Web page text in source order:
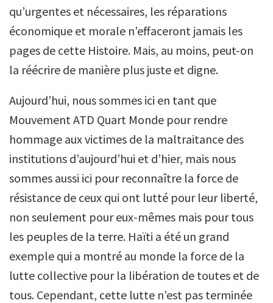
qu’urgentes et nécessaires, les réparations
économique et morale n’effaceront jamais les
pages de cette Histoire. Mais, au moins, peut-on
la réécrire de manière plus juste et digne.
Aujourd’hui, nous sommes ici en tant que
Mouvement ATD Quart Monde pour rendre
hommage aux victimes de la maltraitance des
institutions d’aujourd’hui et d’hier, mais nous
sommes aussi ici pour reconnaître la force de
résistance de ceux qui ont lutté pour leur liberté,
non seulement pour eux-mêmes mais pour tous
les peuples de la terre. Haïti a été un grand
exemple qui a montré au monde la force de la
lutte collective pour la libération de toutes et de
tous. Cependant, cette lutte n’est pas terminée